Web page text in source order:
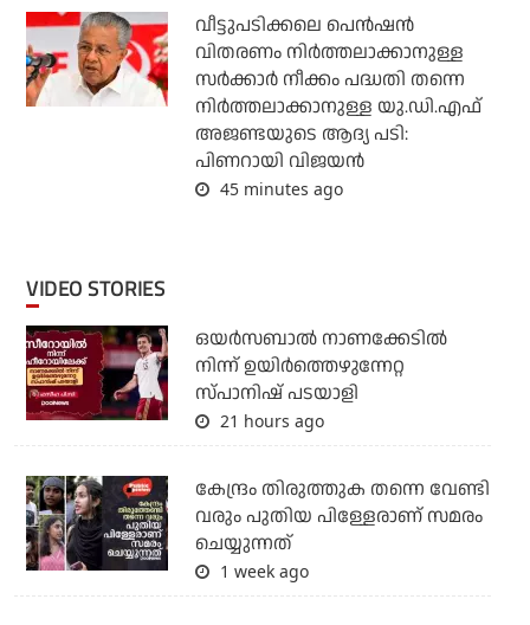
വീട്ടുപടിക്കലെ പെന്‍ഷന്‍
വിതരണം നിര്‍ത്തലാക്കാനുള്ള
സര്‍ക്കാര്‍ നീക്കം പദ്ധതി തന്നെ
നിര്‍ത്തലാക്കാനുള്ള യു.ഡി.എഫ്
അജണ്ടയുടെ ആദ്യ പടി:
പിണറായി വിജയന്‍
45 minutes ago
VIDEO STORIES
ഒയര്‍സബാൽ നാണക്കേടിൽ
നിന്ന് ഉയിർത്തെഴുന്നേറ്റ
സ്പാനിഷ് പടയാളി
21 hours ago
കേന്ദ്രം തിരുത്തുക തന്നെ വേണ്ടി
വരും പുതിയ പിള്ളേരാണ് സമരം
ചെയ്യുന്നത്
1 week ago